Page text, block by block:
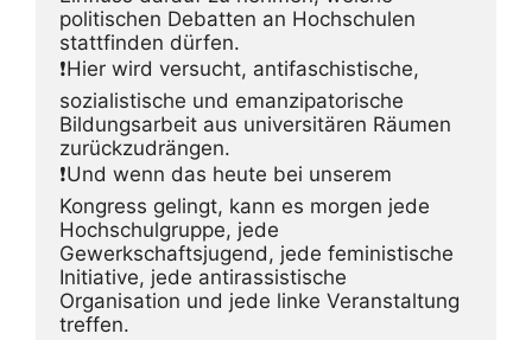
politischen Debatten an Hochschulen
stattfinden dürfen.
❗️Hier wird versucht, antifaschistische,
sozialistische und emanzipatorische
Bildungsarbeit aus universitären Räumen
zurückzudrängen.
❗️Und wenn das heute bei unserem
Kongress gelingt, kann es morgen jede
Hochschulgruppe, jede
Gewerkschaftsjugend, jede feministische
Initiative, jede antirassistische
Organisation und jede linke Veranstaltung
treffen.